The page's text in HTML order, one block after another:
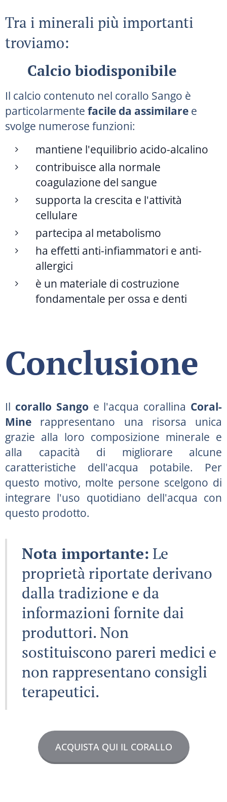
Tra i minerali più importanti
troviamo:
✔ Calcio biodisponibile
Il calcio contenuto nel corallo Sango è
particolarmente facile da assimilare e
svolge numerose funzioni:
mantiene l'equilibrio acido-alcalino
contribuisce alla normale
coagulazione del sangue
supporta la crescita e l'attività
cellulare
partecipa al metabolismo
ha effetti anti-infiammatori e anti-
allergici
è un materiale di costruzione
fondamentale per ossa e denti
Conclusione
Il corallo Sango e l'acqua corallina Coral-
Mine rappresentano una risorsa unica
grazie alla loro composizione minerale e
alla capacità di migliorare alcune
caratteristiche dell'acqua potabile. Per
questo motivo, molte persone scelgono di
integrare l'uso quotidiano dell'acqua con
questo prodotto.
Nota importante: Le
proprietà riportate derivano
dalla tradizione e da
informazioni fornite dai
produttori. Non
sostituiscono pareri medici e
non rappresentano consigli
terapeutici.
ACQUISTA QUI IL CORALLO